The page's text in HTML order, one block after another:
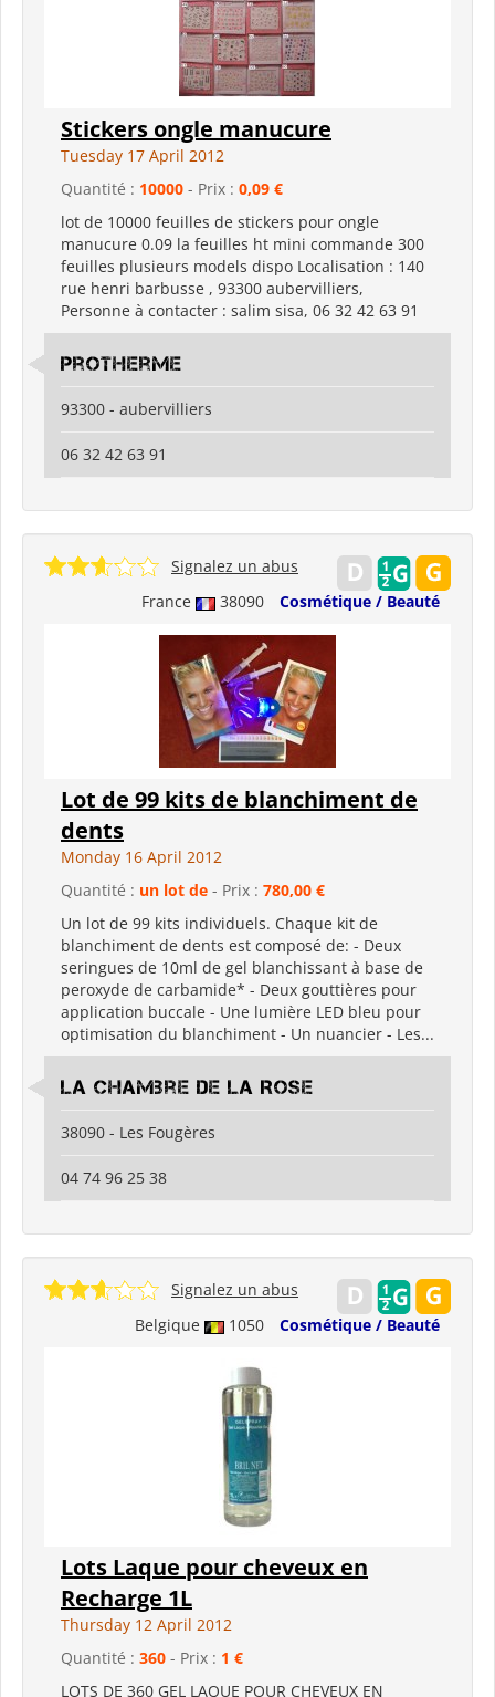
Stickers ongle manucure
Tuesday 17 April 2012
Quantité : 10000 - Prix : 0,09 €
lot de 10000 feuilles de stickers pour ongle
manucure 0.09 la feuilles ht mini commande 300
feuilles plusieurs models dispo Localisation : 140
rue henri barbusse , 93300 aubervilliers,
Personne à contacter : salim sisa, 06 32 42 63 91
protherme
93300 - aubervilliers
06 32 42 63 91
France 38090 Cosmétique / Beauté
Signalez un abus
Lot de 99 kits de blanchiment de
dents
Monday 16 April 2012
Quantité : un lot de - Prix : 780,00 €
Un lot de 99 kits individuels. Chaque kit de
blanchiment de dents est composé de: - Deux
seringues de 10ml de gel blanchissant à base de
peroxyde de carbamide* - Deux gouttières pour
application buccale - Une lumière LED bleu pour
optimisation du blanchiment - Un nuancier - Les...
La Chambre de la Rose
38090 - Les Fougères
04 74 96 25 38
Belgique 1050 Cosmétique / Beauté
Signalez un abus
Lots Laque pour cheveux en
Recharge 1L
Thursday 12 April 2012
Quantité : 360 - Prix : 1 €
LOTS DE 360 GEL LAQUE POUR CHEVEUX EN